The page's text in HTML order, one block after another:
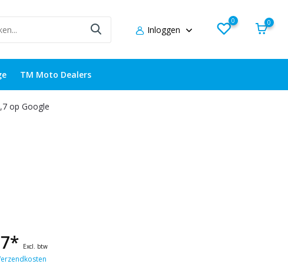
Inloggen
0 0
TM Moto Dealers
op Google
Excl. btw